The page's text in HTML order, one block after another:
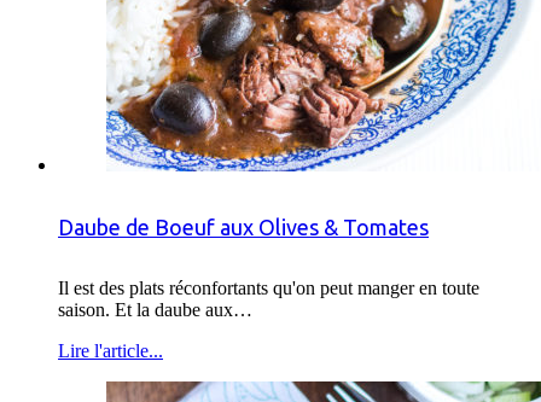
Daube de Boeuf aux Olives & Tomates
Il est des plats réconfortants qu'on peut manger en toute
saison. Et la daube aux…
Lire l'article...